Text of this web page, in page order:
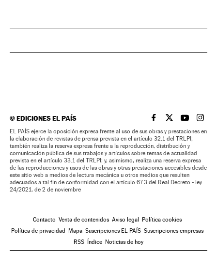
©EDICIONES EL PAÍS EL PAÍS BRASIL EN
EL PAÍSEL PAÍS
EL
EL PAÍS ejerce la oposición expresa frente al uso de sus obras y prestaciones en
la elaboración de revistas de prensa prevista en el artículo 32.1 del TRLPI;
también realiza la reserva expresa frente a la reproducción, distribución y
comunicación pública de sus trabajos y artículos sobre temas de actualidad
prevista en el artículo 33.1 del TRLPI; y, asimismo, realiza una reserva expresa
de las reproducciones y usos de las obras y otras prestaciones accesibles desde
este sitio web a medios de lectura mecánica u otros medios que resulten
adecuados a tal fin de conformidad con el artículo 67.3 del Real Decreto - ley
24/2021, de 2 de noviembre
Contacto Venta de contenidos Aviso legal
Política cookies
Política de privacidad
Mapa Suscripciones EL PAÍS Suscripciones empresas
RSS
Índice Noticias de hoy